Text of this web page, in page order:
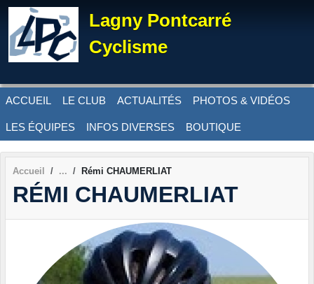
Lagny Pontcarré
Cyclisme
ACCUEIL LE CLUB ACTUALITÉS PHOTOS & VIDÉOS
LES ÉQUIPES INFOS DIVERSES BOUTIQUE
Accueil Rémi CHAUMERLIAT
RÉMI CHAUMERLIAT
Panneau de gestion des cookies